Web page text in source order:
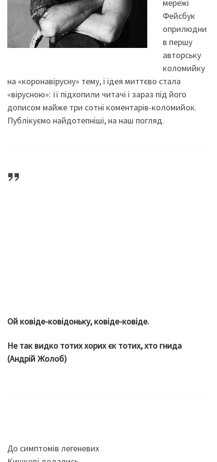
мережі
Фейсбук
оприлюдни
в першу
авторську
коломийку
на «коронавірусну» тему, і ідея миттєво стала
«вірусною»: її підхопили читачі і зараз під його
дописом майже три сотні коментарів-коломийок.
Публікуємо найдотепніші, на наш погляд.
Ой ковіде-ковідоньку, ковіде-ковіде.
Не так видко тотих хорих єк тотих, хто гнида
(Андрій Жолоб)
До симптомів легеневих